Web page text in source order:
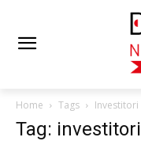
Home Tags Investitori
Tag: investitori